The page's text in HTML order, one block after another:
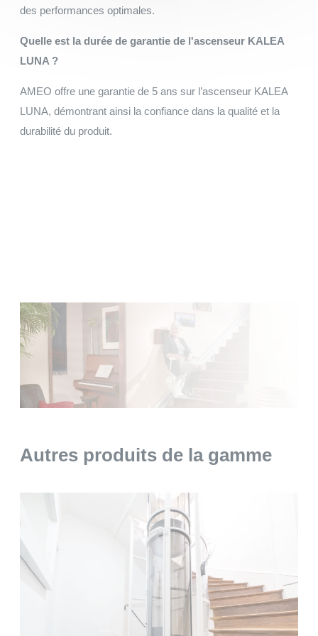
des performances optimales.
Quelle est la durée de garantie de l'ascenseur KALEA
LUNA ?
AMEO offre une garantie de 5 ans sur l’ascenseur KALEA
LUNA, démontrant ainsi la confiance dans la qualité et la
durabilité du produit.
Autres produits de la gamme